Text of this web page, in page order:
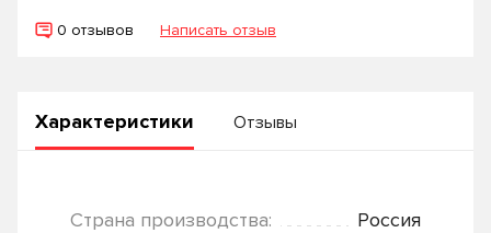
0 отзывов Написать отзыв
Характеристики Отзывы
Страна производства: Россия